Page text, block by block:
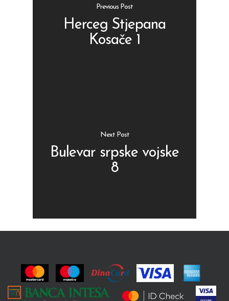
Previous Post
Herceg Stjepana
Kosače 1
Next Post
Bulevar srpske vojske
8
Sušeno Voće